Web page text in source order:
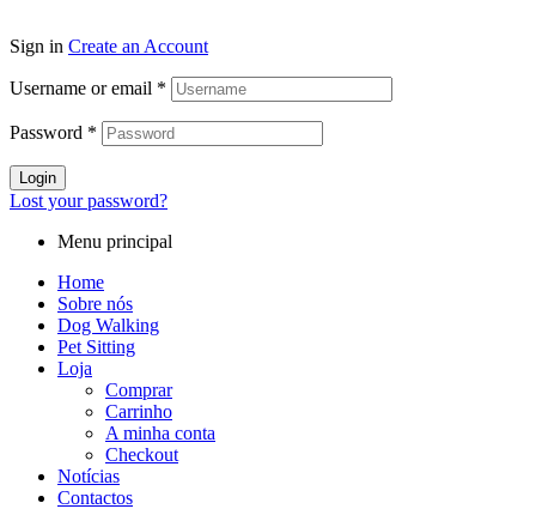
Sign in Create an Account
Username or email *
Password *
Login
Lost your password?
Menu principal
Home
Sobre nós
Dog Walking
Pet Sitting
Loja
Comprar
Carrinho
A minha conta
Checkout
Notícias
Contactos